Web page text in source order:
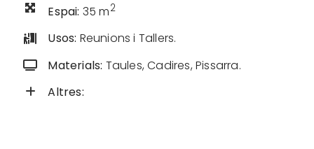
Espai: 35 m2
Usos: Reunions i Tallers.
Materials: Taules, Cadires, Pissarra.
Altres: